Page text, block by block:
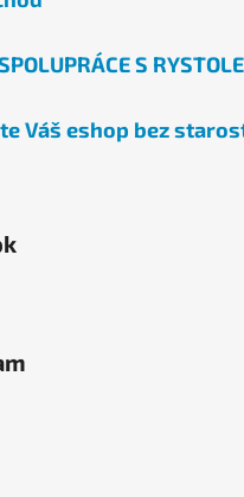
S
Váš eshop bez